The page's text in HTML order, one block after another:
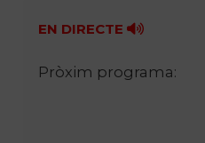
EN DIRECTE
Pròxim programa: